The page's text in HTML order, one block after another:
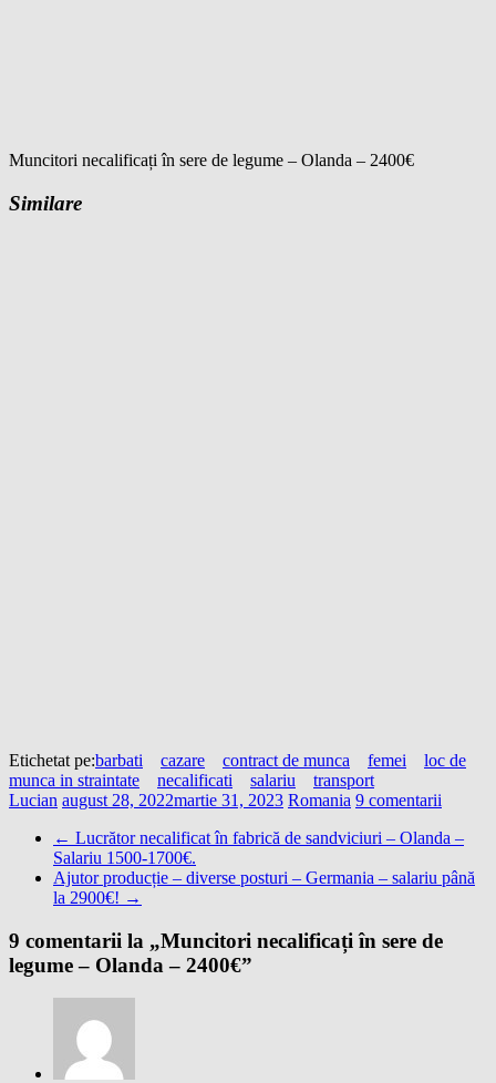
Muncitori necalificați în sere de legume – Olanda – 2400€
Similare
Etichetat pe:barbati cazare contract de munca femei
loc de
munca in straintate
necalificati salariu
transport
Lucian august 28, 2022martie 31, 2023 Romania 9 comentarii
← Lucrător necalificat în fabrică de sandviciuri – Olanda –
Salariu 1500-1700€.
Ajutor producție – diverse posturi – Germania – salariu până
la 2900€! →
9 comentarii la „Muncitori necalificați în sere de
legume – Olanda – 2400€”